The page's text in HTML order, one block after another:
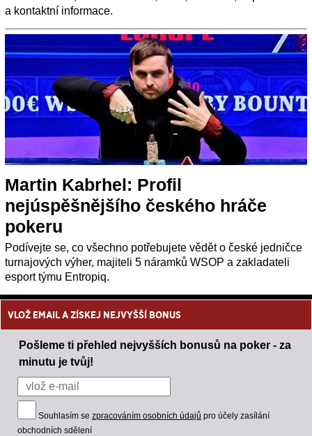
a kontaktní informace.
Martin Kabrhel: Profil
nejúspěšnějšího českého hráče
pokeru
Podívejte se, co všechno potřebujete vědět o české jedničce
turnajových výher, majiteli 5 náramků WSOP a zakladateli
esport týmu Entropiq.
VLOŽ EMAIL A ZÍSKEJ NEJVYŠŠÍ BONUS
Pošleme ti přehled nejvyšších bonusů na poker - za
minutu je tvůj!
Souhlasím se zpracováním osobních údajů pro účely zasílání
obchodních sdělení